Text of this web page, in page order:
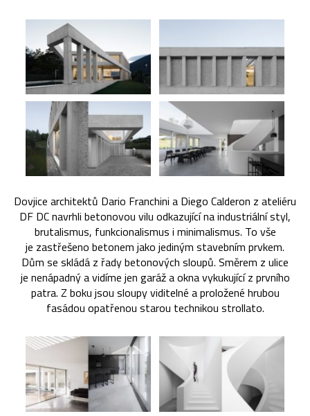
Dovjice architektů Dario Franchini a Diego Calderon z ateliéru
DF DC navrhli betonovou vilu odkazující na industriální styl,
brutalismus, funkcionalismus i minimalismus. To vše
je zastřešeno betonem jako jediným stavebním prvkem.
Dům se skládá z řady betonových sloupů. Směrem z ulice
je nenápadný a vidíme jen garáž a okna vykukující z prvního
patra. Z boku jsou sloupy viditelné a proložené hrubou
fasádou opatřenou starou technikou strollato.